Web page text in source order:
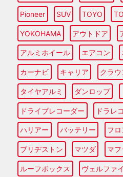
Pioneer SUV TOYO
YOKOHAMA アウトドア
アルミホイール エアコン
カーナビ キャリア クラウ
タイヤアルミ ダンロップ
ドライブレコーダー ドラレコ
ハリアー バッテリー フ
ブリヂストン マツダ マ
ルーフボックス ヴェルファ